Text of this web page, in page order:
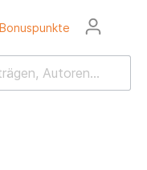
Bonuspunkte